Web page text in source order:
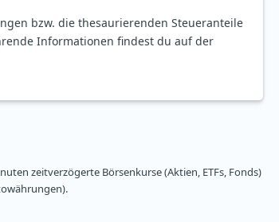
bzw. die thesaurierenden Steueranteile
Informationen findest du auf der
zeitverzögerte Börsenkurse (Aktien, ETFs, Fonds)